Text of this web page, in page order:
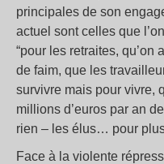
principales de son
actuel sont celles que
“pour les retraites, qu’on
de faim, que les
survivre mais pour vivre,
millions d’euros par an
rien – les élus… pour plus
Face à la violente